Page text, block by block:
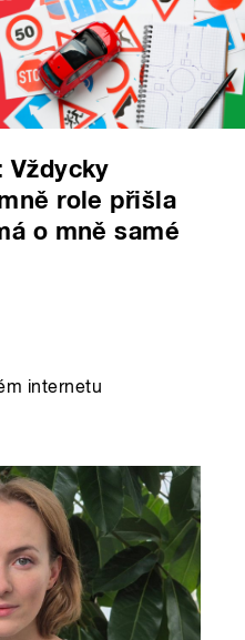
Vždycky
role přišla
o mně samé
internetu